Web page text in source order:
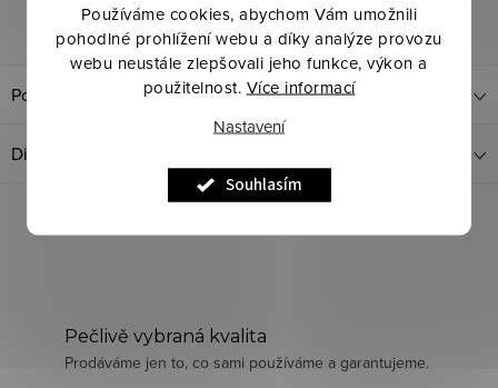
Používáme cookies, abychom Vám umožnili
pohodlné prohlížení webu a díky analýze provozu
webu neustále zlepšovali jeho funkce, výkon a
použitelnost. Více informací
Nastavení
Souhlasím
Dotaz k produktu
Sdílet
Popis produktu
Diskuze
Pečlivě vybraná kvalita
Prodáváme jen to, co sami používáme a garantujeme.